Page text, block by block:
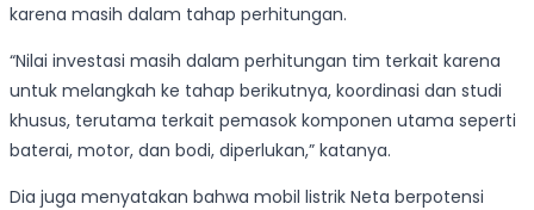
karena masih dalam tahap perhitungan.
“Nilai investasi masih dalam perhitungan tim terkait karena
untuk melangkah ke tahap berikutnya, koordinasi dan studi
khusus, terutama terkait pemasok komponen utama seperti
baterai, motor, dan bodi, diperlukan,” katanya.
Dia juga menyatakan bahwa mobil listrik Neta berpotensi